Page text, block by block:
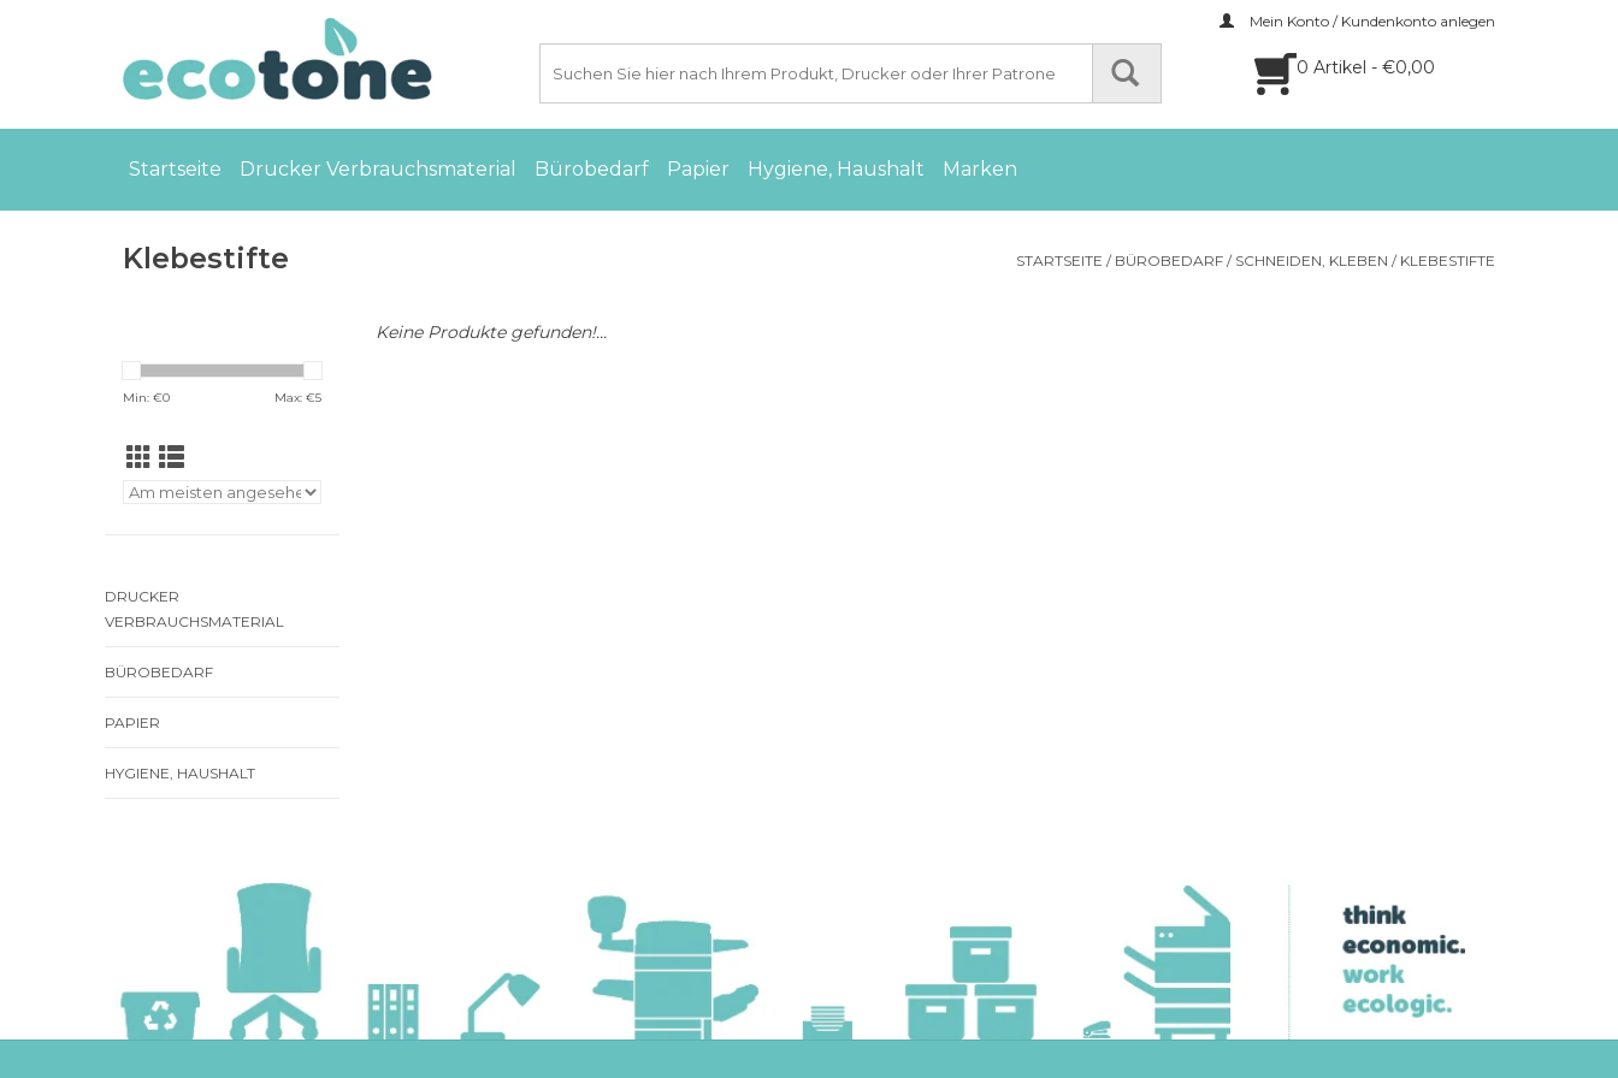
Mein Konto / Kundenkonto anlegen
0 Artikel - €0,00
Startseite Drucker Verbrauchsmaterial Bürobedarf Papier Hygiene, Haushalt Marken
Klebestifte STARTSEITE / BÜROBEDARF / SCHNEIDEN, KLEBEN / KLEBESTIFTE
Min: €0 Max: €5
DRUCKER
VERBRAUCHSMATERIAL
BÜROBEDARF
PAPIER
HYGIENE, HAUSHALT
Keine Produkte gefunden!...